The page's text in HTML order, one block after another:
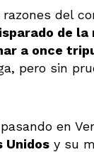
del
de la
a once
pero sin
en
Unidos y su